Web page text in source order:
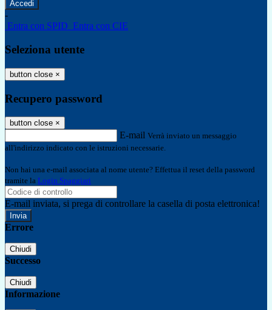
-
Entra con SPID Entra con CIE
Seleziona utente
button close ×
Recupero password
button close ×
E-mail Verrà inviato un messaggio
all'indirizzo indicato con le istruzioni necessarie.
Non hai una e-mail associata al nome utente? Effettua il reset della password
tramite la Login Spaggiari
E-mail inviata, si prega di controllare la casella di posta elettronica!
Errore
Chiudi
Successo
Chiudi
Informazione